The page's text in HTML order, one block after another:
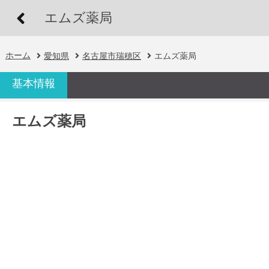
エムズ薬局
ホーム 愛知県 名古屋市瑞穂区 エムズ薬局
基本情報
エムズ薬局